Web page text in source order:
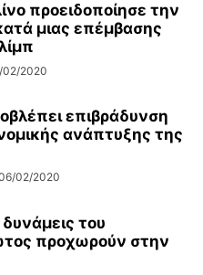
προειδοποίησε την
μιας επέμβασης
02/2020
επιβράδυνση
ανάπτυξης της
02/2020
δυνάμεις του
προχωρούν στην